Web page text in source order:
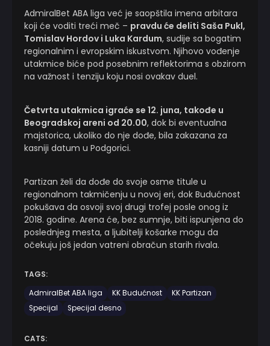
AdmiralBet ABA liga već je saopštila imena arbitara
koji će voditi treći meč – pravdu će deliti Saša Pukl,
Tomislav Hordov i Luka Kardum, sudije sa bogatim
regionalnim i evropskim iskustvom. Njihovo vođenje
utakmice biće pod posebnim reflektorima s obzirom
na važnost i tenziju koju nosi ovakav duel.
Četvrta utakmica igraće se 12. juna, takođe u
Beogradskoj areni od 20.00, dok bi eventualna
majstorica, ukoliko do nje dođe, bila zakazana za
kasniji datum u Podgorici.
Partizan želi da dođe do svoje osme titule u
regionalnom takmičenju u novoj eri, dok Budućnost
pokušava da osvoji svoj drugi trofej posle onog iz
2018. godine. Arena će, bez sumnje, biti ispunjena do
poslednjeg mesta, a ljubitelji košarke mogu da
očekuju još jedan vatreni obračun starih rivala.
TAGS:
AdmiralBet ABA liga
KK Budućnost
KK Partizan
Specijal
Specijal desno
CATS: